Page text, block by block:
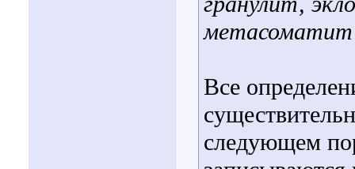
метасоматит
Все
следующем